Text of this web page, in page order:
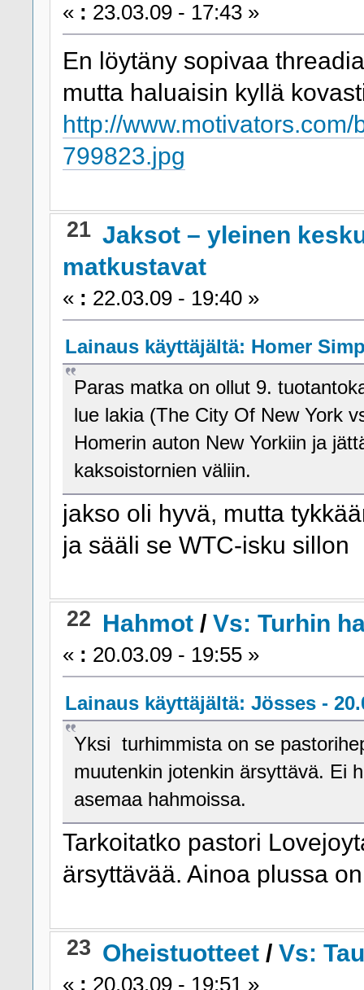
« : 23.03.09 - 17:43 »
En löytäny sopivaa
mutta haluaisin kyllä
http://
799823.jpg
21 Jaksot – yleinen
matkustavat
« : 22.03.09 - 19:40 »
Lainaus käyttäjältä: Homer
Paras matka on ollut 9.
lue lakia (The City Of New York
Homerin auton New Yorkiin ja
kaksoistornien väliin.
jakso oli hyvä, mutta
ja sääli se WTC-isku sillon
22 Hahmot /Vs: Turhin
« : 20.03.09 - 19:55 »
Lainaus käyttäjältä: Jösses -
Yksi turhimmista on se
muutenkin jotenkin ärsyttävä. Ei
asemaa hahmoissa.
Tarkoitatko pastori
ärsyttävää. Ainoa plussa
23 Oheistuotteet /Vs:
« : 20.03.09 - 19:51 »